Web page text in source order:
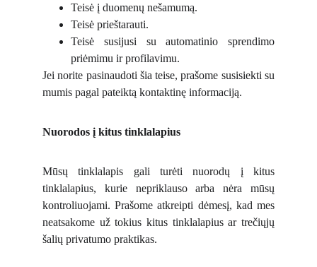
Teisė į duomenų nešamumą.
Teisė prieštarauti.
Teisė susijusi su automatinio sprendimo
priėmimu ir profilavimu.
Jei norite pasinaudoti šia teise, prašome susisiekti su
mumis pagal pateiktą kontaktinę informaciją.
Nuorodos į kitus tinklalapius
Mūsų tinklalapis gali turėti nuorodų į kitus
tinklalapius, kurie nepriklauso arba nėra mūsų
kontroliuojami. Prašome atkreipti dėmesį, kad mes
neatsakome už tokius kitus tinklalapius ar trečiųjų
šalių privatumo praktikas.